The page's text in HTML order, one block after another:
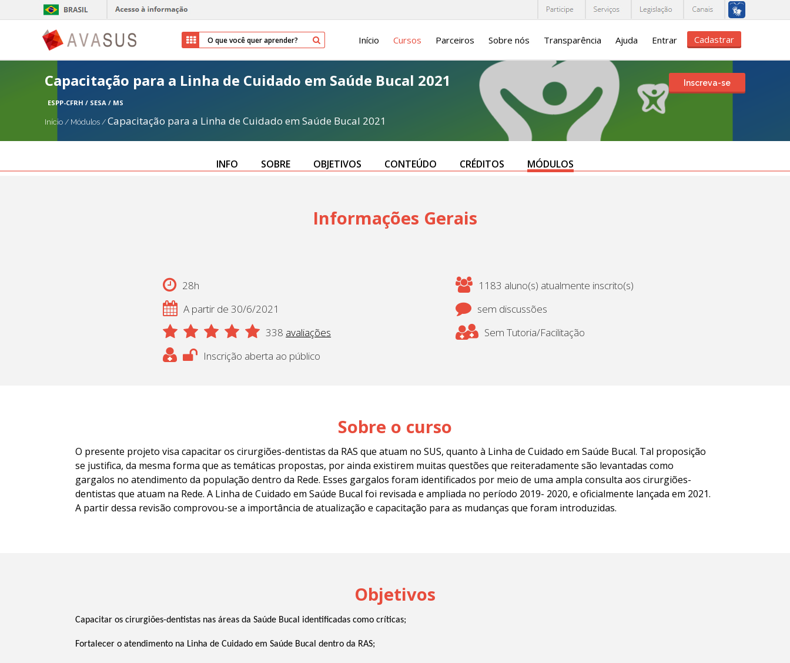
Início Cursos Parceiros Sobre nós Transparência Ajuda Entrar Cadastrar
Capacitação para a Linha de Cuidado em Saúde Bucal 2021
ESPP-CFRH / SESA / MS
Início / Módulos/ Capacitação para a Linha de Cuidado em Saúde Bucal 2021
Inscreva-se
INFO SOBRE OBJETIVOS CONTEÚDO CRÉDITOS MÓDULOS
Informações Gerais
28h
1183 aluno(s) atualmente inscrito(s)
A partir de 30/6/2021
sem discussões
338 avaliações
Sem Tutoria/Facilitação
Inscrição aberta ao público
Sobre o curso
O presente projeto visa capacitar os cirurgiões-dentistas da RAS que atuam no SUS, quanto à Linha de Cuidado em Saúde Bucal. Tal proposição
se justifica, da mesma forma que as temáticas propostas, por ainda existirem muitas questões que reiteradamente são levantadas como
gargalos no atendimento da população dentro da Rede. Esses gargalos foram identificados por meio de uma ampla consulta aos cirurgiões-
dentistas que atuam na Rede. A Linha de Cuidado em Saúde Bucal foi revisada e ampliada no período 2019- 2020, e oficialmente lançada em 2021.
A partir dessa revisão comprovou-se a importância de atualização e capacitação para as mudanças que foram introduzidas.
Objetivos
Capacitar os cirurgiões-dentistas nas áreas da Saúde Bucal identificadas como críticas;
Fortalecer o atendimento na Linha de Cuidado em Saúde Bucal dentro da RAS;